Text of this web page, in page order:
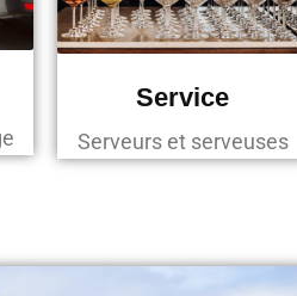
Service
Serveurs et serveuses